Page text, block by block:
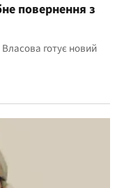
повернення з
готує новий